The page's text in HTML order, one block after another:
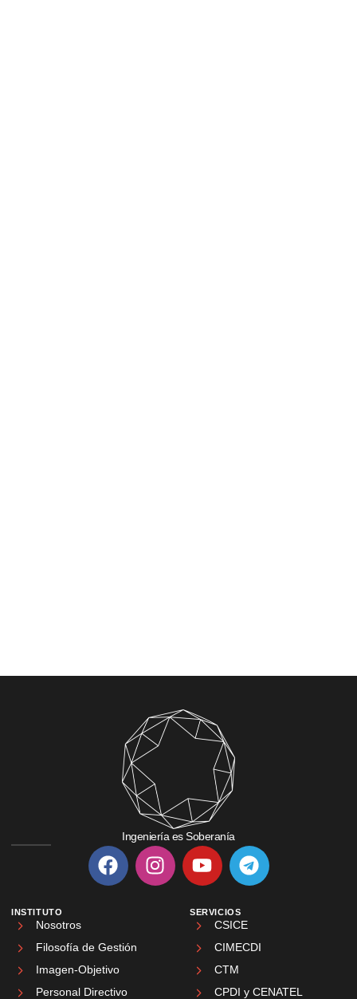
Ingeniería es Soberanía
INSTITUTO
Nosotros
Filosofía de Gestión
Imagen-Objetivo
Personal Directivo
SERVICIOS
CSICE
CIMECDI
CTM
CPDI y CENATEL